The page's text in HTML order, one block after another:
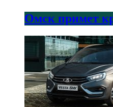
Омск примет